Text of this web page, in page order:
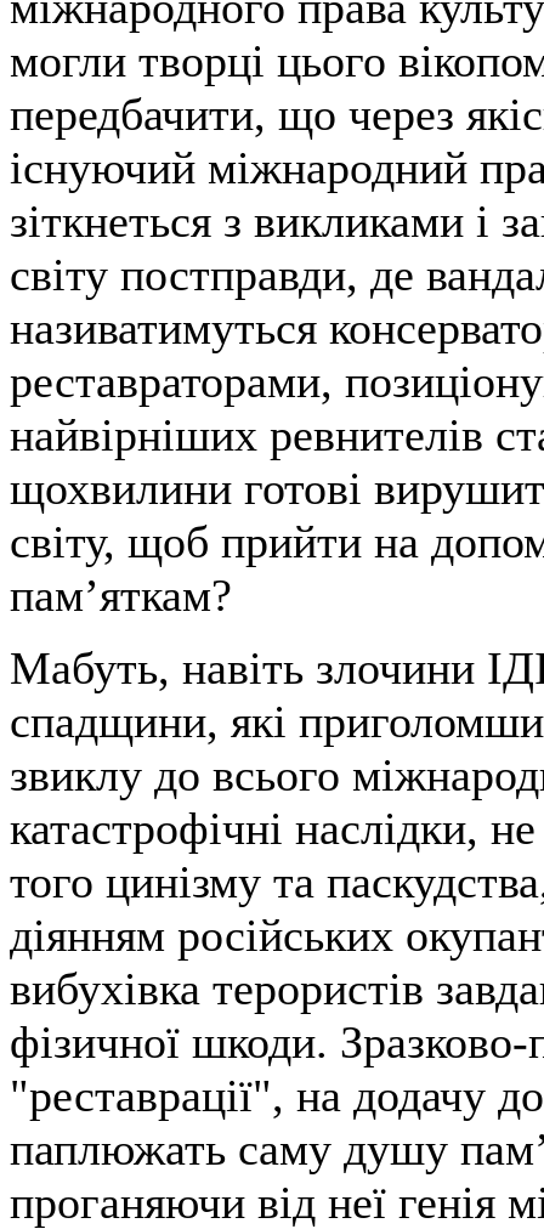
могли творці цього
передбачити, що через
існуючий міжнародний
зіткнеться з викликами і
світу постправди, де
називатимуться
реставраторами,
найвірніших ревнителів
щохвилини готові
світу, щоб прийти на
пам’яткам?
Мабуть, навіть злочини
спадщини, які
звиклу до всього
катастрофічні наслідки,
того цинізму та
діянням російських
вибухівка терористів
фізичної шкоди. Зразково-
"реставрації", на додачу
паплюжать саму душу
проганяючи від неї генія